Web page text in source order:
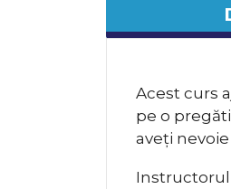
Acest curs
pe o
aveți
Instructorul